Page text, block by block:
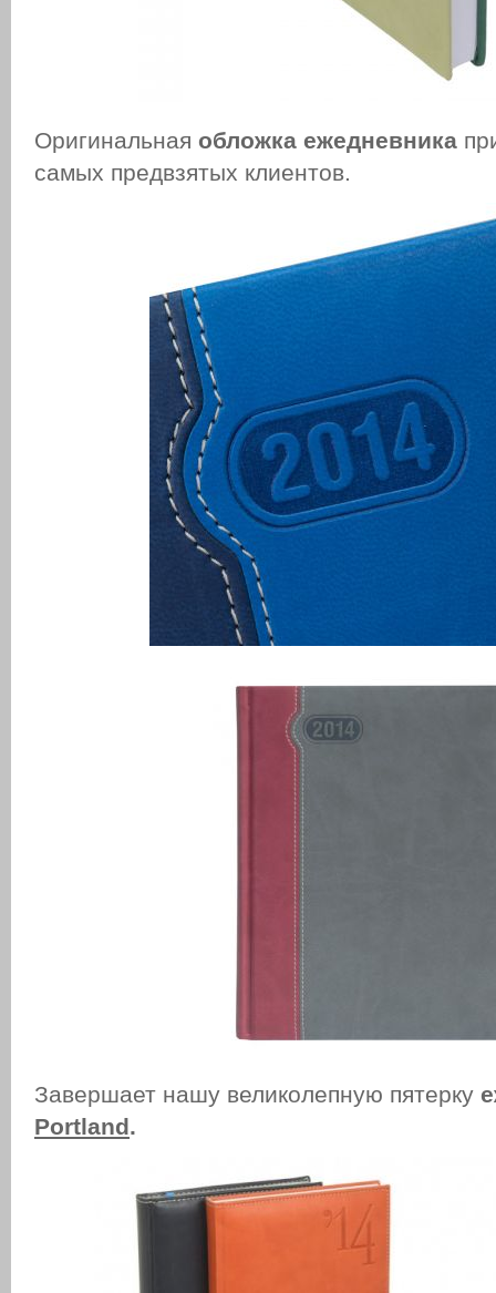
Оригинальная обложка ежедневника
самых предвзятых клиентов.
Завершает нашу великолепную пятерку
Portland.